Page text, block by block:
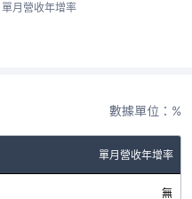
單月營收年增率
數據單位：%
單月營收年增率
無